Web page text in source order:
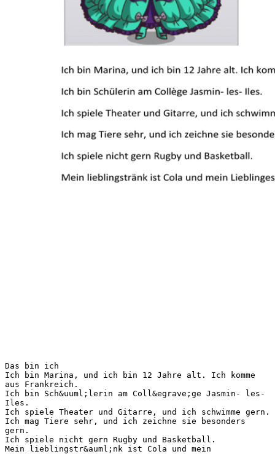
Das bin ich
Ich bin Marina, und ich bin 12 Jahre alt. Ich komme
aus Frankreich.
Ich bin Sch&uuml;lerin am Coll&egrave;ge Jasmin- les-
Iles.
Ich spiele Theater und Gitarre, und ich schwimme gern.
Ich mag Tiere sehr, und ich zeichne sie besonders
gern.
Ich spiele nicht gern Rugby und Basketball.
Mein lieblingstr&auml;nk ist Cola und mein